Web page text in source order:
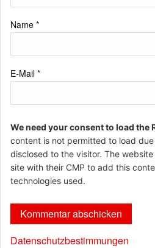
Name *
E-Mail *
We need your consent to load the
content is not permitted to load
disclosed to the visitor. The
site with their CMP to add this
technologies used.
Datenschutzbestimmungen